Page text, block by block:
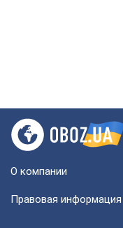
О компании
Правовая информация